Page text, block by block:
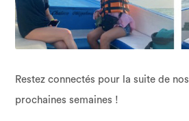
Restez connectés pour la suite de
prochaines semaines !